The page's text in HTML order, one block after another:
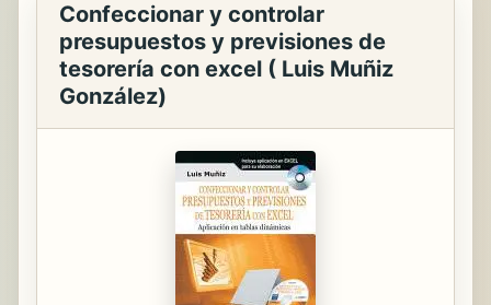
Confeccionar y controlar
presupuestos y previsiones de
tesorería con excel ( Luis Muñiz
González)